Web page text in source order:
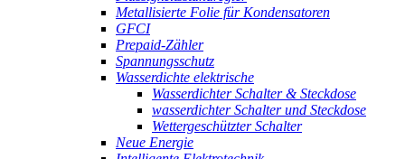
Metallisierte Folie für Kondensatoren
GFCI
Prepaid-Zähler
Spannungsschutz
Wasserdichte elektrische
Wasserdichter Schalter & Steckdose
wasserdichter Schalter und Steckdose
Wettergeschützter Schalter
Neue Energie